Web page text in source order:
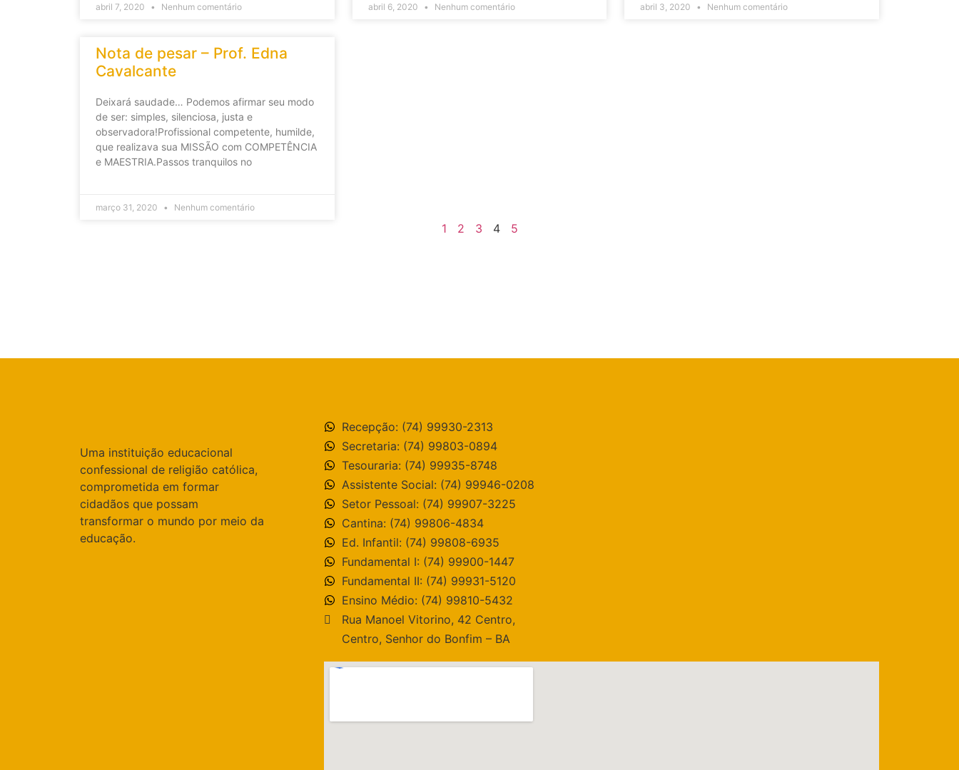
abril 7, 2020 Nenhum comentário abril 6, 2020 Nenhum comentário abril 3, 2020 Nenhum comentário
Nota de pesar – Prof. Edna
Cavalcante
Deixará saudade… Podemos afirmar seu modo
de ser: simples, silenciosa, justa e
observadora!Profissional competente, humilde,
que realizava sua MISSÃO com COMPETÊNCIA
e MAESTRIA.Passos tranquilos no
março 31, 2020 Nenhum comentário
1 2 3 4 5
Uma instituição educacional
confessional de religião católica,
comprometida em formar
cidadãos que possam
transformar o mundo por meio da
educação.
Recepção: (74) 99930-2313
Secretaria: (74) 99803-0894
Tesouraria: (74) 99935-8748
Assistente Social: (74) 99946-0208
Setor Pessoal: (74) 99907-3225
Cantina: (74) 99806-4834
Ed. Infantil: (74) 99808-6935
Fundamental I: (74) 99900-1447
Fundamental II: (74) 99931-5120
Ensino Médio: (74) 99810-5432
Rua Manoel Vitorino, 42 Centro,
Centro, Senhor do Bonfim – BA